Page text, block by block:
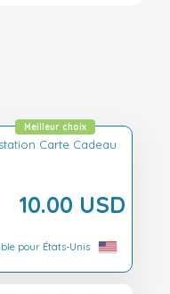
Carte Cadeau
10.00 USD
Meilleur choix
pour États-Unis